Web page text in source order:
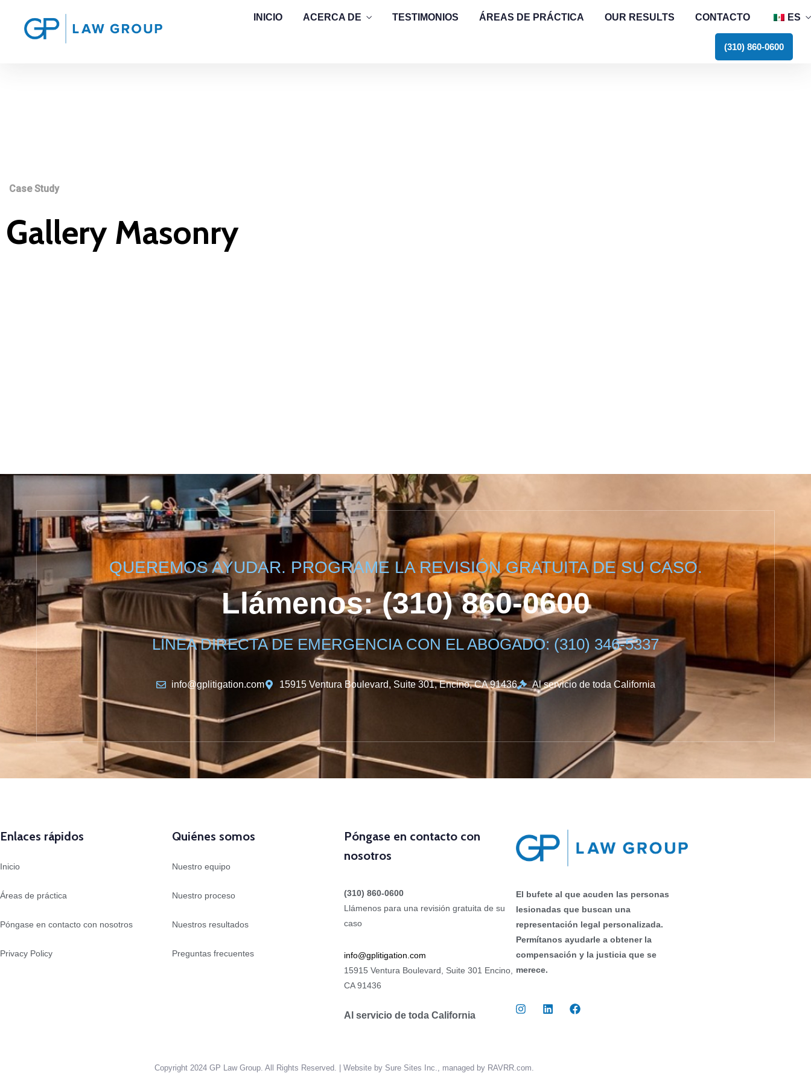
INICIO ACERCA DE TESTIMONIOS ÁREAS DE PRÁCTICA OUR RESULTS CONTACTO ES
(310) 860-0600
Case Study
Gallery Masonry
QUEREMOS AYUDAR. PROGRAME LA REVISIÓN GRATUITA DE SU CASO.
Llámenos: (310) 860-0600
LÍNEA DIRECTA DE EMERGENCIA CON EL ABOGADO: (310) 346-5337
info@gplitigation.com 15915 Ventura Boulevard, Suite 301, Encino, CA 91436 Al servicio de toda California
Enlaces rápidos
Inicio
Áreas de práctica
Póngase en contacto con nosotros
Privacy Policy
Quiénes somos
Nuestro equipo
Nuestro proceso
Nuestros resultados
Preguntas frecuentes
Póngase en contacto con
nosotros
(310) 860-0600
Llámenos para una revisión gratuita de su
caso
info@gplitigation.com
15915 Ventura Boulevard, Suite 301 Encino,
CA 91436
Al servicio de toda California
El bufete al que acuden las personas
lesionadas que buscan una
representación legal personalizada.
Permítanos ayudarle a obtener la
compensación y la justicia que se
merece.
Copyright 2024 GP Law Group. All Rights Reserved. | Website by Sure Sites Inc., managed by RAVRR.com.